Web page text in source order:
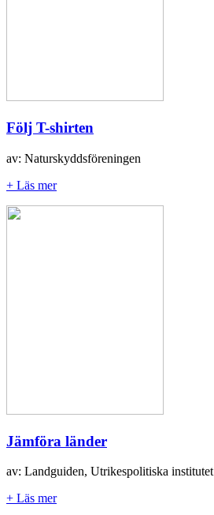
Följ T-shirten
av: Naturskyddsföreningen
+ Läs mer
Jämföra länder
av: Landguiden, Utrikespolitiska institutet
+ Läs mer